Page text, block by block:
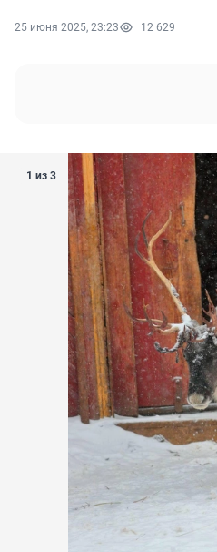
25 июня 2025, 23:23 12 629
1 из 3